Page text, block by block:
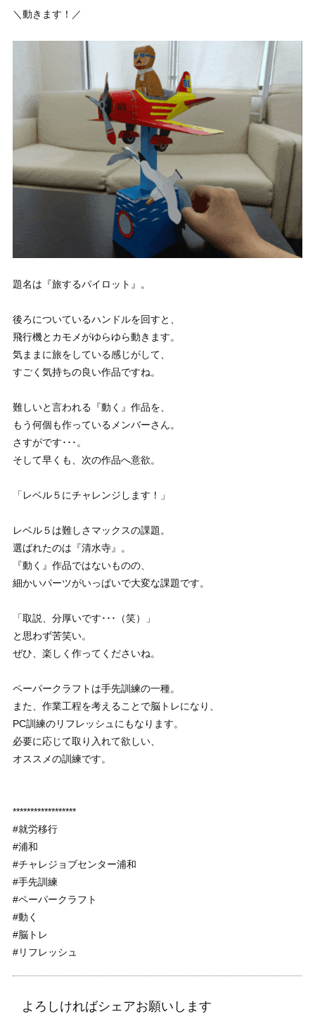
＼動きます！／
題名は『旅するパイロット』。
後ろについているハンドルを回すと、
飛行機とカモメがゆらゆら動きます。
気ままに旅をしている感じがして、
すごく気持ちの良い作品ですね。
難しいと言われる『動く』作品を、
もう何個も作っているメンバーさん。
さすがです･･･。
そして早くも、次の作品へ意欲。
「レベル５にチャレンジします！」
レベル５は難しさマックスの課題。
選ばれたのは『清水寺』。
『動く』作品ではないものの、
細かいパーツがいっぱいで大変な課題です。
「取説、分厚いです･･･（笑）」
と思わず苦笑い。
ぜひ、楽しく作ってくださいね。
ペーパークラフトは手先訓練の一種。
また、作業工程を考えることで脳トレになり、
PC訓練のリフレッシュにもなります。
必要に応じて取り入れて欲しい、
オススメの訓練です。
******************
#就労移行
#浦和
#チャレジョブセンター浦和
#手先訓練
#ペーパークラフト
#動く
#脳トレ
#リフレッシュ
よろしければシェアお願いします